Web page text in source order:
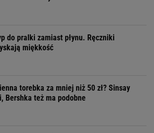
do pralki zamiast płynu. Ręczniki
miękkość
torebka za mniej niż 50 zł? Sinsay
Bershka też ma podobne